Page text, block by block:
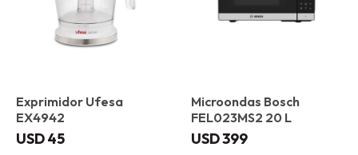
Exprimidor Ufesa
EX4942
USD45
Microondas Bosch
FEL023MS2 20 L
USD399